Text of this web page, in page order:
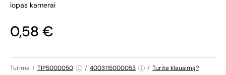
lopas kamerai
0,58 €
Turime / TIP5000050 / 4003115000053 / Turite klausimą?